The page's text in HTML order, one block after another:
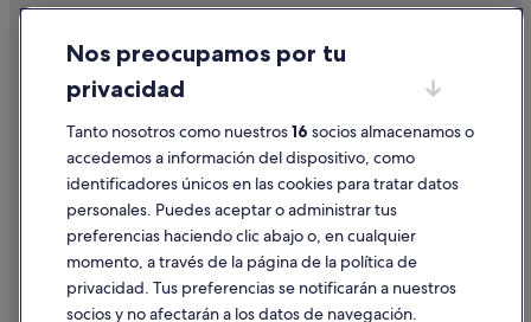
Cookies
Condiciones de uso
Información legal/contacto
Pautas sobre el contenido y cómo denunciar contenido
Ayuda
Cancelar un vuelo
Cancelar una reserva de hotel o de un alquiler vacacional
Nos preocupamos por tu
privacidad
Tanto nosotros como nuestros16 socios almacenamos o
accedemos a información del dispositivo, como
identificadores únicos en las cookies para tratar datos
personales. Puedes aceptar o administrar tus
preferencias haciendo clic abajo o, en cualquier
momento, a través de la página de la política de
privacidad. Tus preferencias se notificarán a nuestros
socios y no afectarán a los datos de navegación.